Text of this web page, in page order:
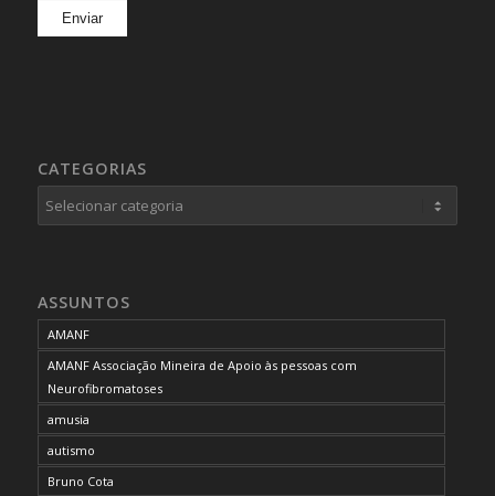
CATEGORIAS
Categorias
ASSUNTOS
AMANF
AMANF Associação Mineira de Apoio às pessoas com
Neurofibromatoses
amusia
autismo
Bruno Cota